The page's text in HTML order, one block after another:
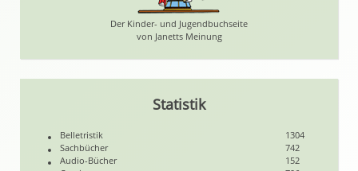
Der Kinder- und Jugendbuchseite
von Janetts Meinung
Statistik
Belletristik
1304
Sachbücher
742
Audio-Bücher
152